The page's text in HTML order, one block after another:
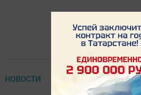
НОВОСТИ